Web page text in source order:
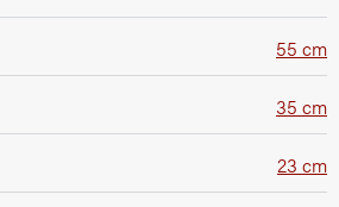
55 cm
35 cm
23 cm